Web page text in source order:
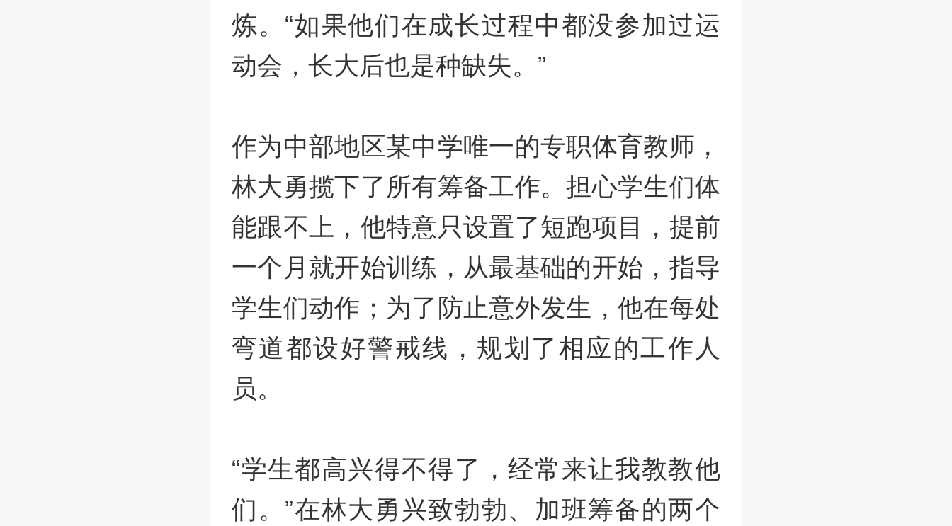
炼。“如果他们在成长过程中都没参加过运
动会，长大后也是种缺失。”
作为中部地区某中学唯一的专职体育教师，
林大勇揽下了所有筹备工作。担心学生们体
能跟不上，他特意只设置了短跑项目，提前
一个月就开始训练，从最基础的开始，指导
学生们动作；为了防止意外发生，他在每处
弯道都设好警戒线，规划了相应的工作人
员。
“学生都高兴得不得了，经常来让我教教他
们。”在林大勇兴致勃勃、加班筹备的两个